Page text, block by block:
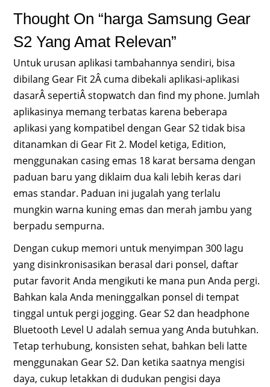
Thought On “harga Samsung Gear
S2 Yang Amat Relevan”
Untuk urusan aplikasi tambahannya sendiri, bisa
dibilang Gear Fit 2Â cuma dibekali aplikasi-aplikasi
dasarÂ sepertiÂ stopwatch dan find my phone. Jumlah
aplikasinya memang terbatas karena beberapa
aplikasi yang kompatibel dengan Gear S2 tidak bisa
ditanamkan di Gear Fit 2. Model ketiga, Edition,
menggunakan casing emas 18 karat bersama dengan
paduan baru yang diklaim dua kali lebih keras dari
emas standar. Paduan ini jugalah yang terlalu
mungkin warna kuning emas dan merah jambu yang
berpadu sempurna.
Dengan cukup memori untuk menyimpan 300 lagu
yang disinkronisasikan berasal dari ponsel, daftar
putar favorit Anda mengikuti ke mana pun Anda pergi.
Bahkan kala Anda meninggalkan ponsel di tempat
tinggal untuk pergi jogging. Gear S2 dan headphone
Bluetooth Level U adalah semua yang Anda butuhkan.
Tetap terhubung, konsisten sehat, bahkan beli latte
menggunakan Gear S2. Dan ketika saatnya mengisi
daya, cukup letakkan di dudukan pengisi daya